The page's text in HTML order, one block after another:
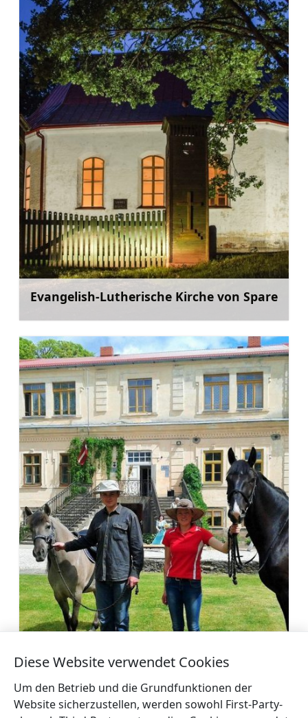
Evangelish-Lutherische Kirche von Spare
Mehr
Diese Website verwendet Cookies
Um den Betrieb und die Grundfunktionen der
Website sicherzustellen, werden sowohl First-Party-